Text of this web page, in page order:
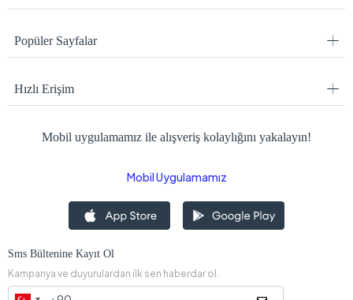
Popüler Sayfalar
Hızlı Erişim
Mobil uygulamamız ile alışveriş kolaylığını yakalayın!
Mobil Uygulamamız
Sms Bültenine Kayıt Ol
Kampanya ve duyurulardan ilk sen haberdar ol.